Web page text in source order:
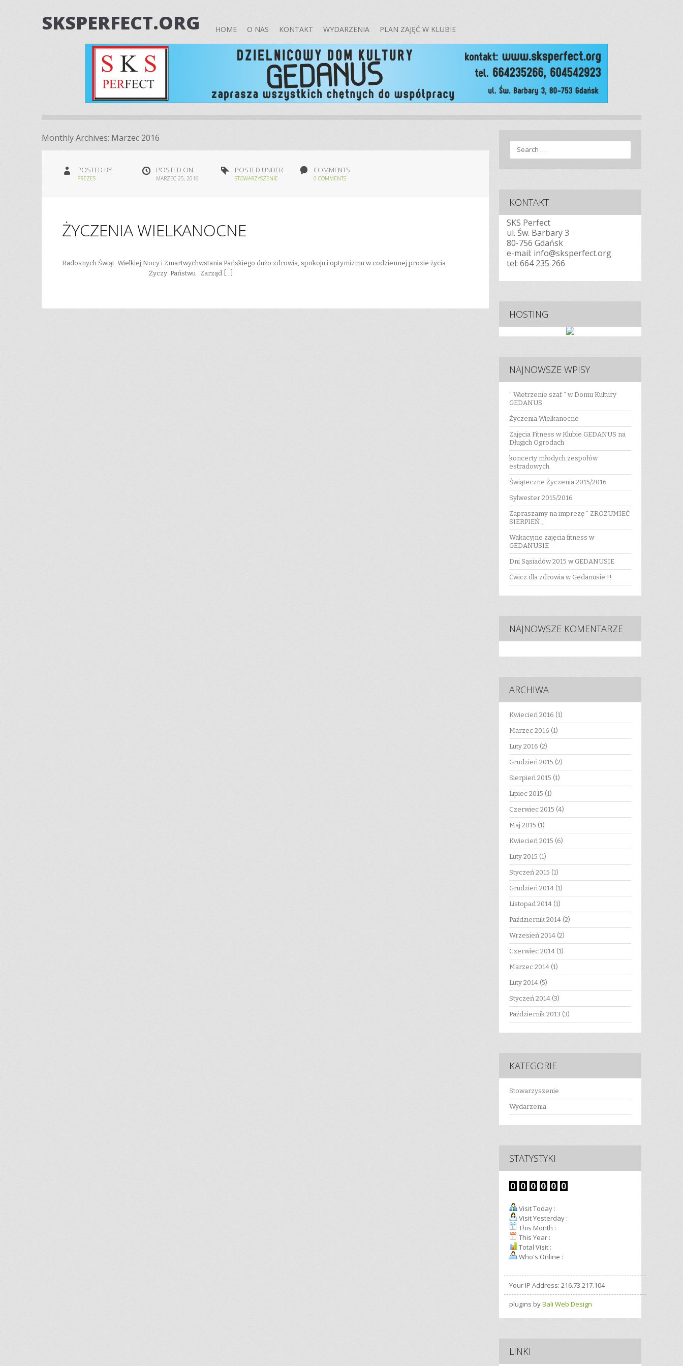
SKSPERFECT.ORG HOME O NAS KONTAKT WYDARZENIA PLAN ZAJĘĆ W KLUBIE
Monthly Archives: Marzec 2016
POSTED BY
PREZES
POSTED ON
MARZEC 25, 2016
POSTED UNDER
STOWARZYSZENIE
COMMENTS
0 COMMENTS
ŻYCZENIA WIELKANOCNE
Radosnych Świąt Wielkiej Nocy i Zmartwychwstania Pańskiego dużo zdrowia, spokoju i optymizmu w codziennej prozie życia
Życzy Państwu Zarząd […]
Search
KONTAKT
SKS Perfect
ul. Św. Barbary 3
80-756 Gdańsk
e-mail: info@sksperfect.org
tel: 664 235 266
HOSTING
NAJNOWSZE WPISY
” Wietrzenie szaf ” w Domu Kultury
GEDANUS
Życzenia Wielkanocne
Zajęcia Fitness w Klubie GEDANUS na
Długich Ogrodach
koncerty młodych zespołów
estradowych
Świąteczne Życzenia 2015/2016
Sylwester 2015/2016
Zapraszamy na imprezę ” ZROZUMIEĆ
SIERPIEŃ „
Wakacyjne zajęcia fitness w
GEDANUSIE
Dni Sąsiadów 2015 w GEDANUSIE
Ćwicz dla zdrowia w Gedanusie !!
NAJNOWSZE KOMENTARZE
ARCHIWA
Kwiecień 2016 (1)
Marzec 2016 (1)
Luty 2016 (2)
Grudzień 2015 (2)
Sierpień 2015 (1)
Lipiec 2015 (1)
Czerwiec 2015 (4)
Maj 2015 (1)
Kwiecień 2015 (6)
Luty 2015 (1)
Styczeń 2015 (1)
Grudzień 2014 (1)
Listopad 2014 (1)
Październik 2014 (2)
Wrzesień 2014 (2)
Czerwiec 2014 (1)
Marzec 2014 (1)
Luty 2014 (5)
Styczeń 2014 (3)
Październik 2013 (3)
KATEGORIE
Stowarzyszenie
Wydarzenia
STATYSTYKI
Visit Today :
Visit Yesterday :
This Month :
This Year :
Total Visit :
Who's Online :
Your IP Address: 216.73.217.104
plugins byBali Web Design
LINKI